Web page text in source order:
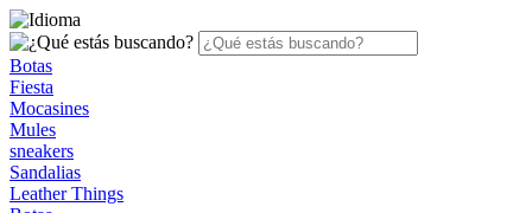
Botas
Fiesta
Mocasines
Mules
sneakers
Sandalias
Leather Things